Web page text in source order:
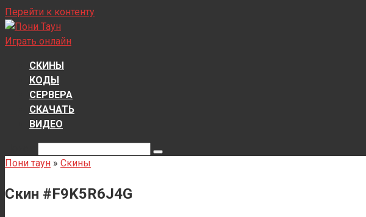
Перейти к контенту
Играть онлайн
СКИНЫ
КОДЫ
СЕРВЕРА
СКАЧАТЬ
ВИДЕО
Пони таун » Скины
Скин #F9K5R6J4G